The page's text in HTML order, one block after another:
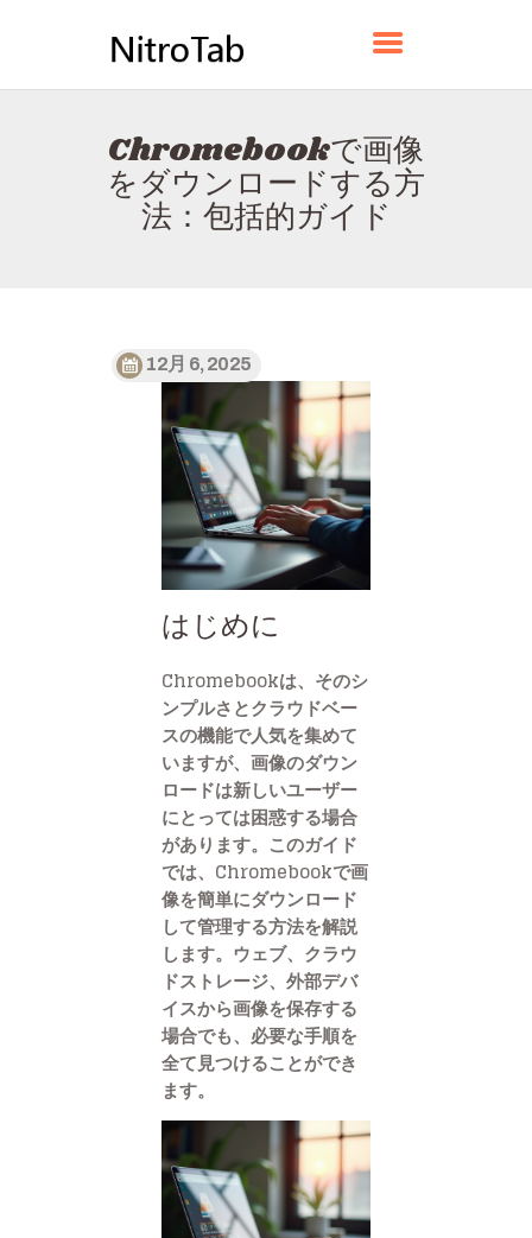
Chromebookで画像
をダウンロードする方
法：包括的ガイド
NITROTAB
ホーム
HUBGLIDEについて
お問い合わせ
12月 6, 2025
はじめに
Chromebookは、そのシ
ンプルさとクラウドベー
スの機能で人気を集めて
いますが、画像のダウン
ロードは新しいユーザー
にとっては困惑する場合
があります。このガイド
では、Chromebookで画
像を簡単にダウンロード
して管理する方法を解説
します。ウェブ、クラウ
ドストレージ、外部デバ
イスから画像を保存する
場合でも、必要な手順を
全て見つけることができ
ます。